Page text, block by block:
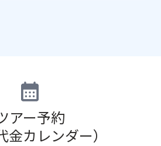
】バイキングまたはセットメニュ
アー予約
金カレンダー）